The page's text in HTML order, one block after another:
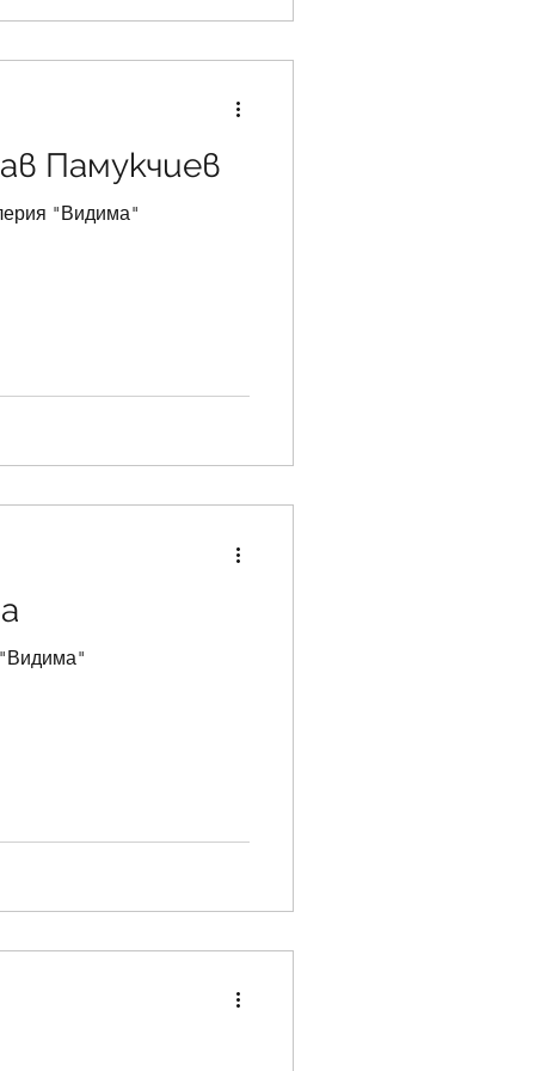
Памукчиев
"Видима"